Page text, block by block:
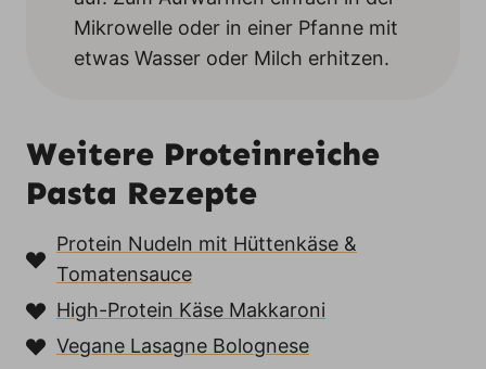
Mikrowelle oder in einer Pfanne mit
etwas Wasser oder Milch erhitzen.
Weitere Proteinreiche
Pasta Rezepte
Protein Nudeln mit Hüttenkäse &
Tomatensauce
High-Protein Käse Makkaroni
Vegane Lasagne Bolognese